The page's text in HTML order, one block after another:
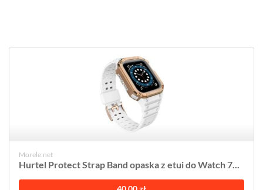
Morele.net
Hurtel Protect Strap Band opaska z etui do Watch 7...